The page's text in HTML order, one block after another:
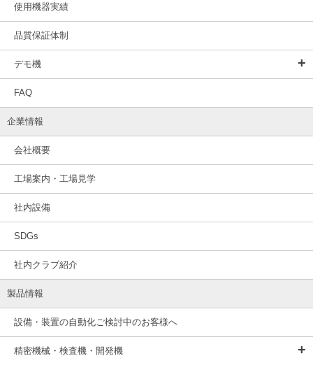
使用機器実績
品質保証体制
デモ機
FAQ
企業情報
会社概要
工場案内・工場見学
社内設備
SDGs
社内クラブ紹介
製品情報
設備・装置の自動化ご検討中のお客様へ
精密機械・検査機・開発機